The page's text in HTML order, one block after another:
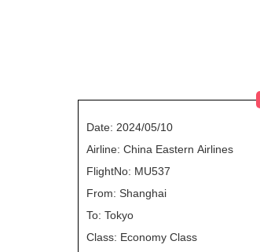
Date: 2024/05/10
Airline: China Eastern Airlines
FlightNo: MU537
From: Shanghai
To: Tokyo
Class: Economy Class